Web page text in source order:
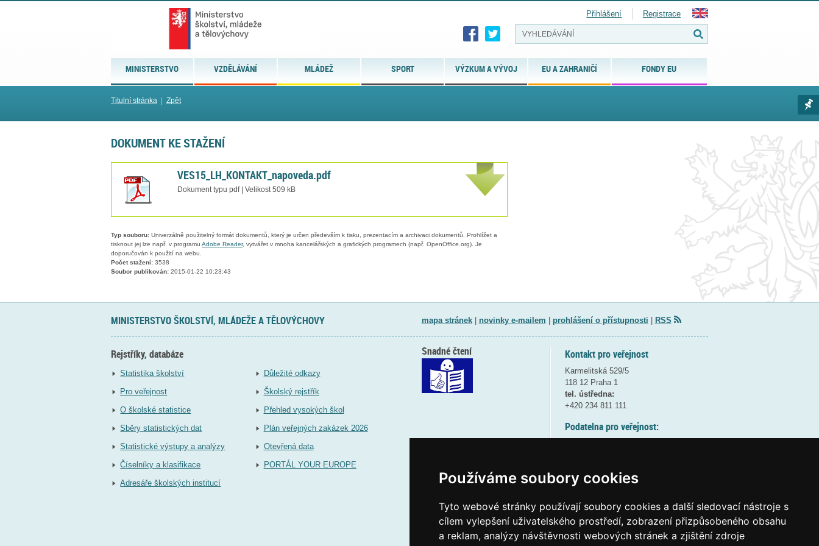
Používáme soubory cookies
Tyto webové stránky používají soubory cookies a další sledovací nástroje s
cílem vylepšení uživatelského prostředí, zobrazení přizpůsobeného obsahu
a reklam, analýzy návštěvnosti webových stránek a zjištění zdroje
MINISTERSTVO VZDĚLÁVÁNÍ MLÁDEŽ SPORT VÝZKUM A VÝVOJ EU A ZAHRANIČÍ FONDY EU
Přihlášení Registrace
Titulní stránka Zpět
DOKUMENT KE STAŽENÍ
VES15_LH_KONTAKT_napoveda.pdf
Dokument typu pdf | Velikost 509 kB
Typ souboru: Univerzálně použitelný formát dokumentů, který je určen především k tisku, prezentacím a archivaci dokumentů. Prohlížet a
tisknout jej lze např. v programu Adobe Reader, vytvářet v mnoha kancelářských a grafických programech (např. OpenOffice.org). Je
doporučován k použití na webu.
Počet stažení: 3538
Soubor publikován: 2015-01-22 10:23:43
MINISTERSTVO ŠKOLSTVÍ, MLÁDEŽE A TĚLOVÝCHOVY mapa stránek| novinky e-mailem prohlášení o přístupnosti RSS
Rejstříky, databáze
Statistika školství
Pro veřejnost
O školské statistice
Sběry statistických dat
Statistické výstupy a analýzy
Číselníky a klasifikace
Adresáře školských institucí
Důležité odkazy
Školský rejstřík
Přehled vysokých škol
Plán veřejných zakázek 2026
Otevřená data
PORTÁL YOUR EUROPE
Kontakt pro veřejnost
Karmelitská 529/5
118 12 Praha 1
tel. ústředna:
+420 234 811 111
Podatelna pro veřejnost:
(více informací
Elektronická podatelna:
posta@msmtgov cz
Snadné čtení